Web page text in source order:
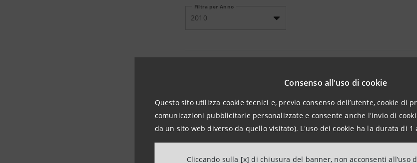
Consenso all'uso di cookie
Questo sito utilizza cookie tecnici e, previo consenso dell’utente, cookie di
comunicazioni pubblicitarie personalizzate e consente anche l'invio di
da un sito web diverso da quello visitato). L'uso dei cookie ha la durata di 1
Cliccando sulla [x] di chiusura del banner, non acconsenti all’uso
Filtra per Anno
2010
Data ultimo aggiornamento 7 settembre 2017 alle ore 15:02:21